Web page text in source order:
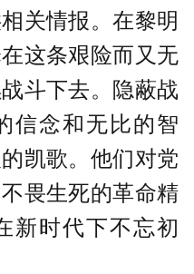
关情报。在黎明
这条艰险而又无
斗下去。隐蔽战
信念和无比的智
凯歌。他们对党
畏生死的革命精
新时代下不忘初